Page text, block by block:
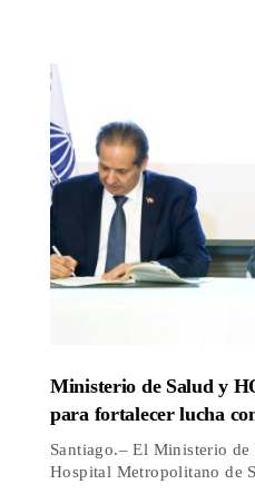
Ministerio de Salud y
para fortalecer lucha
Santiago.– El Ministerio
Hospital Metropolitano de